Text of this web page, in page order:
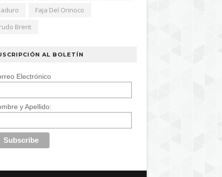
Faja Del Orinoco
Brent
AL BOLETÍN
Electrónico
y Apellido: